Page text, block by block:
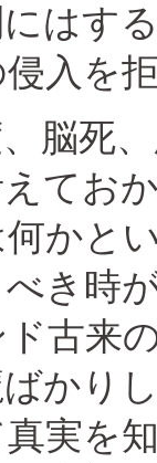
はす
入を
脳死
てお
かと
き時
古来
かり
実を